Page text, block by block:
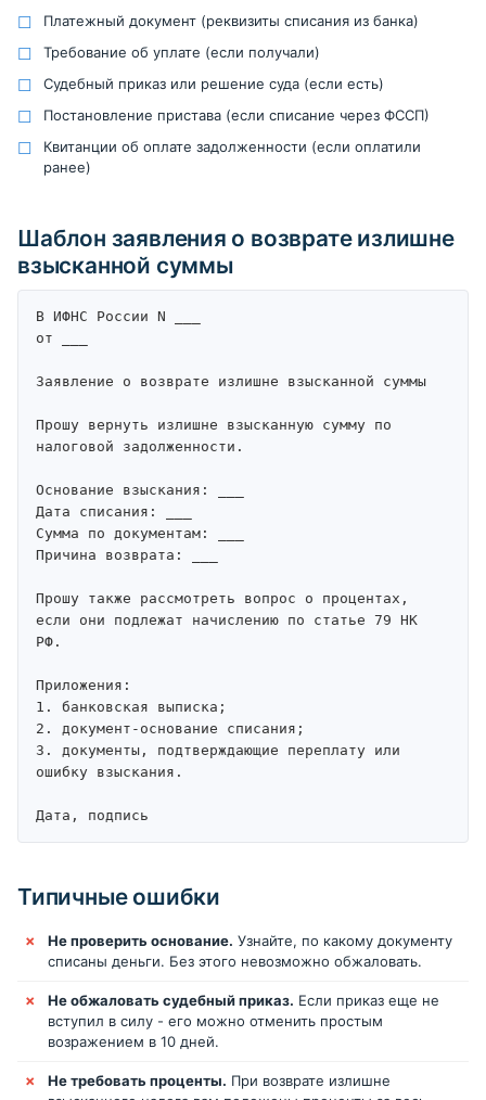
Платежный документ (реквизиты списания из банка)
Требование об уплате (если получали)
Судебный приказ или решение суда (если есть)
Постановление пристава (если списание через ФССП)
Квитанции об оплате задолженности (если оплатили
ранее)
Шаблон заявления о возврате излишне
взысканной суммы
В ИФНС России N ___
от ___
Заявление о возврате излишне взысканной суммы
Прошу вернуть излишне взысканную сумму по
налоговой задолженности.
Основание взыскания: ___
Дата списания: ___
Сумма по документам: ___
Причина возврата: ___
Прошу также рассмотреть вопрос о процентах,
если они подлежат начислению по статье 79 НК
РФ.
Приложения:
1. банковская выписка;
2. документ-основание списания;
3. документы, подтверждающие переплату или
ошибку взыскания.
Дата, подпись
Типичные ошибки
Не проверить основание. Узнайте, по какому документу
списаны деньги. Без этого невозможно обжаловать.
Не обжаловать судебный приказ. Если приказ еще не
вступил в силу - его можно отменить простым
возражением в 10 дней.
Не требовать проценты. При возврате излишне